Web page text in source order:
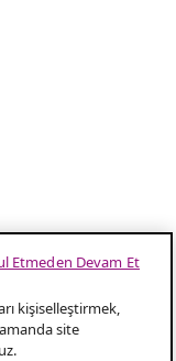
kişiselleştirmek,
site
Etmeden Devam Et